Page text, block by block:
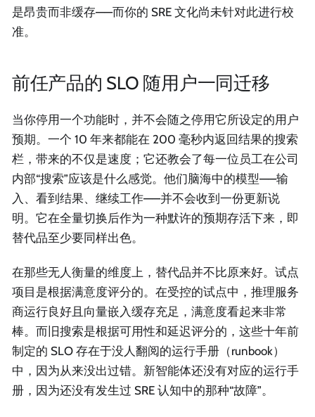
是昂贵而非缓存——而你的 SRE 文化尚未针对此进行校
准。
前任产品的 SLO 随用户一同迁移
当你停用一个功能时，并不会随之停用它所设定的用户
预期。一个 10 年来都能在 200 毫秒内返回结果的搜索
栏，带来的不仅是速度；它还教会了每一位员工在公司
内部“搜索”应该是什么感觉。他们脑海中的模型——输
入、看到结果、继续工作——并不会收到一份更新说
明。它在全量切换后作为一种默许的预期存活下来，即
替代品至少要同样出色。
在那些无人衡量的维度上，替代品并不比原来好。试点
项目是根据满意度评分的。在受控的试点中，推理服务
商运行良好且向量嵌入缓存充足，满意度看起来非常
棒。而旧搜索是根据可用性和延迟评分的，这些十年前
制定的 SLO 存在于没人翻阅的运行手册（runbook）
中，因为从来没出过错。新智能体还没有对应的运行手
册，因为还没有发生过 SRE 认知中的那种“故障”。